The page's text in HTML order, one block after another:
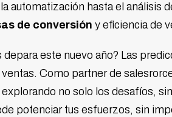
automatización hasta el análisis
de conversión y eficiencia de
depara este nuevo año? Las
Como partner de
explorando no solo los desafíos,
potenciar tus esfuerzos, sin